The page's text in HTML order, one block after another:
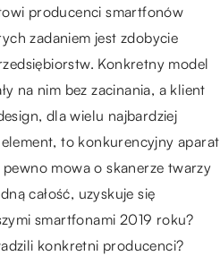
producenci smartfonów
zadaniem jest zdobycie
Konkretny model
na nim bez zacinania, a klient
dla wielu najbardziej
to konkurencyjny aparat
mowa o skanerze twarzy
całość, uzyskuje się
smartfonami 2019 roku?
konkretni producenci?